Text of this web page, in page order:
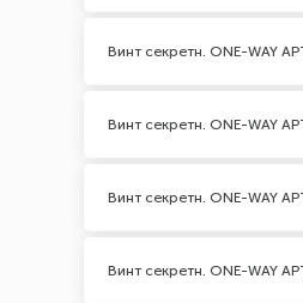
Винт секретн. ONE-WAY
Винт секретн. ONE-WAY
Винт секретн. ONE-WAY
Винт секретн. ONE-WAY